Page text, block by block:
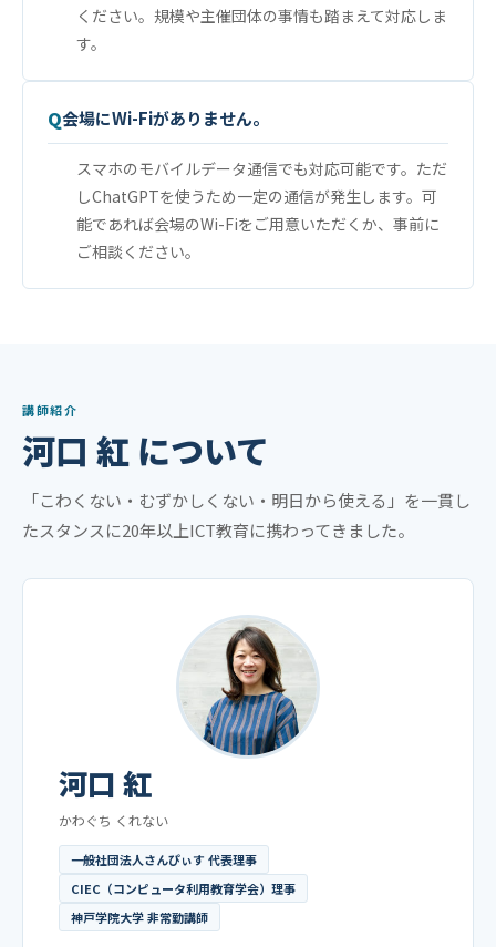
ください。規模や主催団体の事情も踏まえて対応しま
す。
会場にWi-Fiがありません。
スマホのモバイルデータ通信でも対応可能です。ただ
しChatGPTを使うため一定の通信が発生します。可
能であれば会場のWi-Fiをご用意いただくか、事前に
ご相談ください。
講師紹介
河口 紅 について
「こわくない・むずかしくない・明日から使える」を一貫し
たスタンスに20年以上ICT教育に携わってきました。
河口 紅
かわぐち くれない
一般社団法人さんぴぃす 代表理事
CIEC（コンピュータ利用教育学会）理事
神戸学院大学 非常勤講師